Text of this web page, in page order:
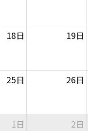
18日 19日
25日 26日
1日 2日